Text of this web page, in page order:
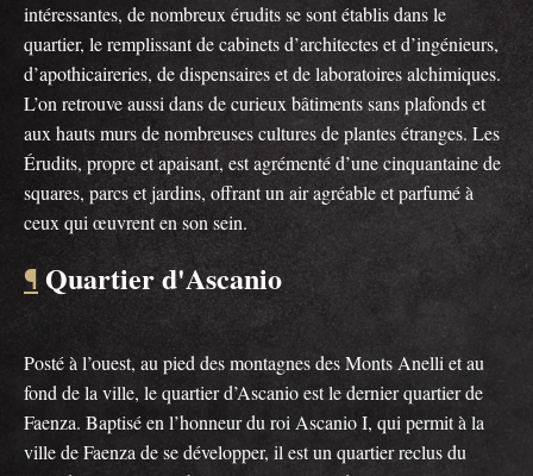
intéressantes, de nombreux érudits se sont établis dans le
quartier, le remplissant de cabinets d’architectes et d’ingénieurs,
d’apothicaireries, de dispensaires et de laboratoires alchimiques.
L’on retrouve aussi dans de curieux bâtiments sans plafonds et
aux hauts murs de nombreuses cultures de plantes étranges. Les
Érudits, propre et apaisant, est agrémenté d’une cinquantaine de
squares, parcs et jardins, offrant un air agréable et parfumé à
ceux qui œuvrent en son sein.
¶ Quartier d'Ascanio
Posté à l’ouest, au pied des montagnes des Monts Anelli et au
fond de la ville, le quartier d’Ascanio est le dernier quartier de
Faenza. Baptisé en l’honneur du roi Ascanio I, qui permit à la
ville de Faenza de se développer, il est un quartier reclus du